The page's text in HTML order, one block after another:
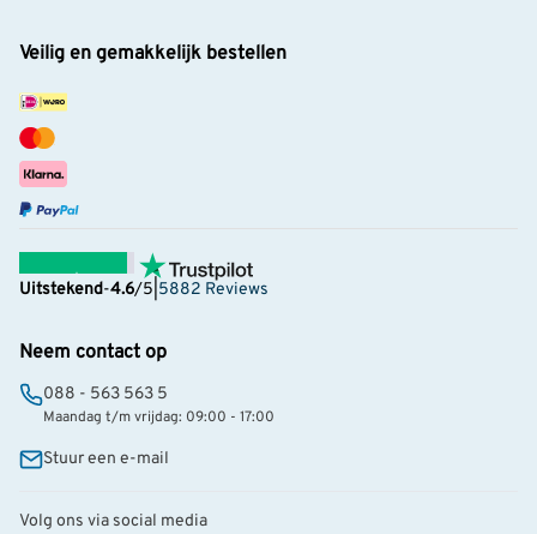
Veilig en gemakkelijk bestellen
Uitstekend-4.6/5 5882 Reviews
Neem contact op
088 - 563 563 5
Maandag t/m vrijdag: 09:00 - 17:00
Stuur een e-mail
Volg ons via social media